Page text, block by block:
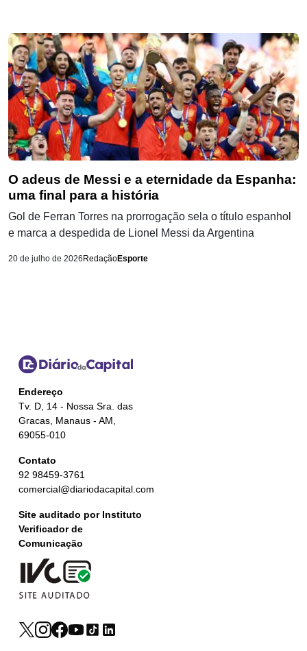
O adeus de Messi e a eternidade da Espanha:
uma final para a história
Gol de Ferran Torres na prorrogação sela o título espanhol
e marca a despedida de Lionel Messi da Argentina
20 de julho de 2026 RedaçãoEsporte
Endereço
Tv. D, 14 - Nossa Sra. das
Gracas, Manaus - AM,
69055-010
Contato
92 98459-3761
comercial@diariodacapital.com
Site auditado por Instituto
Verificador de
Comunicação